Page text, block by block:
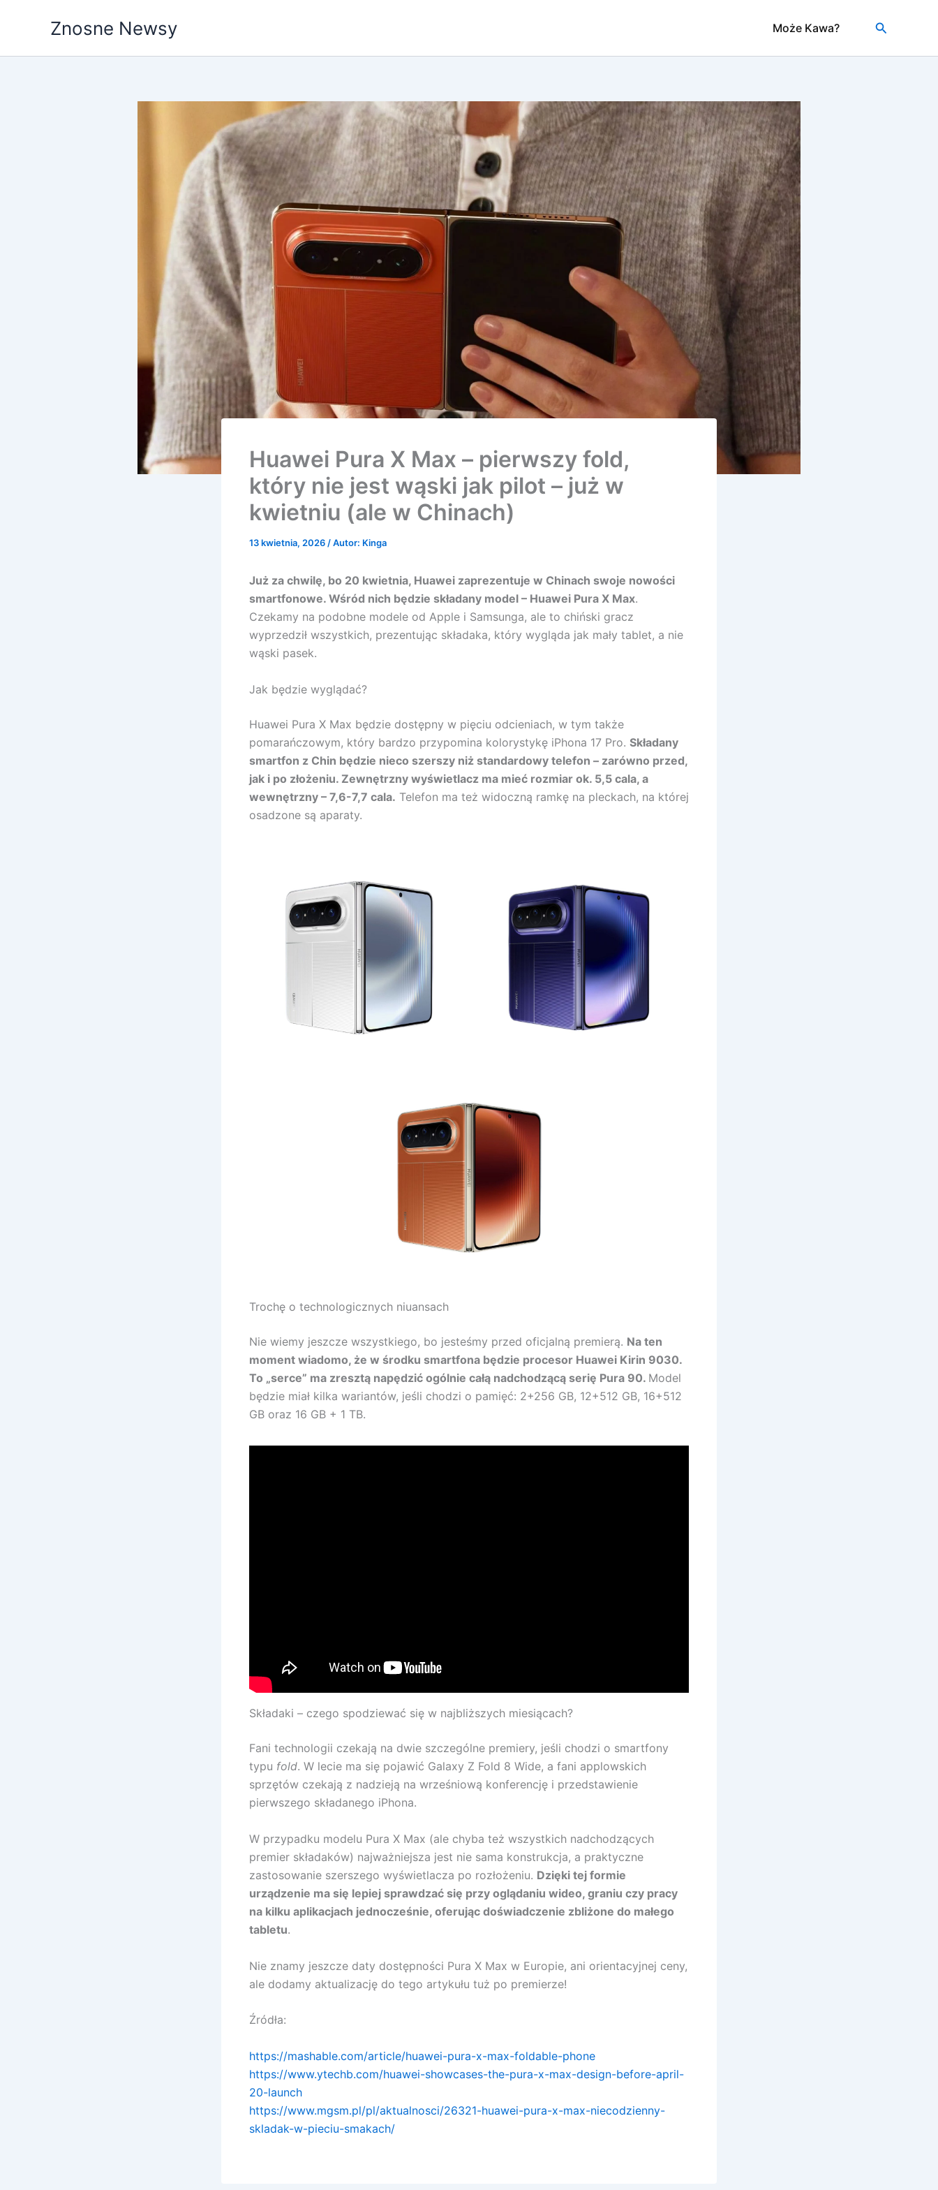
Znosne Newsy Może Kawa? Szukaj
Huawei Pura X Max – pierwszy fold,
który nie jest wąski jak pilot – już w
kwietniu (ale w Chinach)
13 kwietnia, 2026/ Autor: Kinga
Już za chwilę, bo 20 kwietnia, Huawei zaprezentuje w Chinach swoje nowości
smartfonowe. Wśród nich będzie składany model – Huawei Pura X Max.
Czekamy na podobne modele od Apple i Samsunga, ale to chiński gracz
wyprzedził wszystkich, prezentując składaka, który wygląda jak mały tablet, a nie
wąski pasek.
Jak będzie wyglądać?
Huawei Pura X Max będzie dostępny w pięciu odcieniach, w tym także
pomarańczowym, który bardzo przypomina kolorystykę iPhona 17 Pro. Składany
smartfon z Chin będzie nieco szerszy niż standardowy telefon – zarówno przed,
jak i po złożeniu. Zewnętrzny wyświetlacz ma mieć rozmiar ok. 5,5 cala, a
wewnętrzny – 7,6-7,7 cala. Telefon ma też widoczną ramkę na pleckach, na której
osadzone są aparaty.
Trochę o technologicznych niuansach
Nie wiemy jeszcze wszystkiego, bo jesteśmy przed oficjalną premierą. Na ten
moment wiadomo, że w środku smartfona będzie procesor Huawei Kirin 9030.
To „serce” ma zresztą napędzić ogólnie całą nadchodzącą serię Pura 90. Model
będzie miał kilka wariantów, jeśli chodzi o pamięć: 2+256 GB, 12+512 GB, 16+512
GB oraz 16 GB + 1 TB.
Składaki – czego spodziewać się w najbliższych miesiącach?
Fani technologii czekają na dwie szczególne premiery, jeśli chodzi o smartfony
typu fold. W lecie ma się pojawić Galaxy Z Fold 8 Wide, a fani applowskich
sprzętów czekają z nadzieją na wrześniową konferencję i przedstawienie
pierwszego składanego iPhona.
W przypadku modelu Pura X Max (ale chyba też wszystkich nadchodzących
premier składaków) najważniejsza jest nie sama konstrukcja, a praktyczne
zastosowanie szerszego wyświetlacza po rozłożeniu. Dzięki tej formie
urządzenie ma się lepiej sprawdzać się przy oglądaniu wideo, graniu czy pracy
na kilku aplikacjach jednocześnie, oferując doświadczenie zbliżone do małego
tabletu.
Nie znamy jeszcze daty dostępności Pura X Max w Europie, ani orientacyjnej ceny,
ale dodamy aktualizację do tego artykułu tuż po premierze!
Źródła:
https://mashable.com/article/huawei-pura-x-max-foldable-phone
https://www.ytechb.com/huawei-showcases-the-pura-x-max-design-before-april-
20-launch
https://www.mgsm.pl/pl/aktualnosci/26321-huawei-pura-x-max-niecodzienny-
skladak-w-pieciu-smakach/